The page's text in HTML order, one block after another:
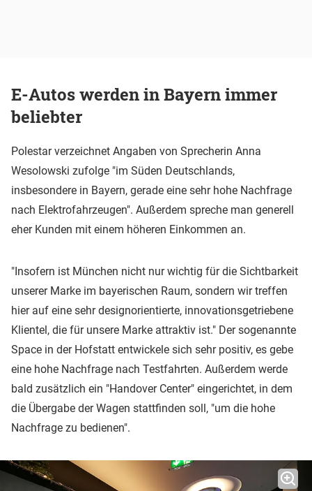
E-Autos werden in Bayern immer
beliebter
Polestar verzeichnet Angaben von Sprecherin Anna
Wesolowski zufolge "im Süden Deutschlands,
insbesondere in Bayern, gerade eine sehr hohe Nachfrage
nach Elektrofahrzeugen". Außerdem spreche man generell
eher Kunden mit einem höheren Einkommen an.
"Insofern ist München nicht nur wichtig für die Sichtbarkeit
unserer Marke im bayerischen Raum, sondern wir treffen
hier auf eine sehr designorientierte, innovationsgetriebene
Klientel, die für unsere Marke attraktiv ist." Der sogenannte
Space in der Hofstatt entwickele sich sehr positiv, es gebe
eine hohe Nachfrage nach Testfahrten. Außerdem werde
bald zusätzlich ein "Handover Center" eingerichtet, in dem
die Übergabe der Wagen stattfinden soll, "um die hohe
Nachfrage zu bedienen".